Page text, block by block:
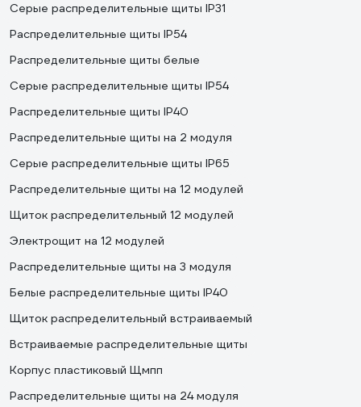
Серые распределительные щиты IP31
Распределительные щиты IP54
Распределительные щиты белые
Серые распределительные щиты IP54
Распределительные щиты IP40
Распределительные щиты на 2 модуля
Серые распределительные щиты IP65
Распределительные щиты на 12 модулей
Щиток распределительный 12 модулей
Электрощит на 12 модулей
Распределительные щиты на 3 модуля
Белые распределительные щиты IP40
Щиток распределительный встраиваемый
Встраиваемые распределительные щиты
Корпус пластиковый Щмпп
Распределительные щиты на 24 модуля